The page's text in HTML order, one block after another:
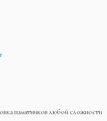
памятников любой сложности